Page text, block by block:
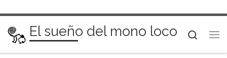
Saltar al contenido
El sueño del mono loco